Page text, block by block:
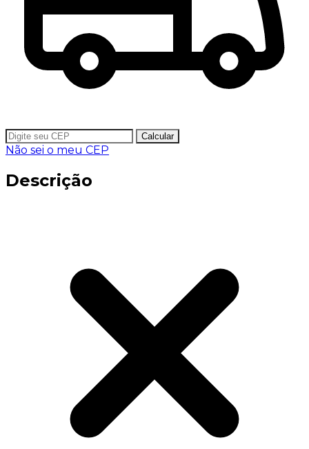
Calcular
Não sei o meu CEP
Descrição